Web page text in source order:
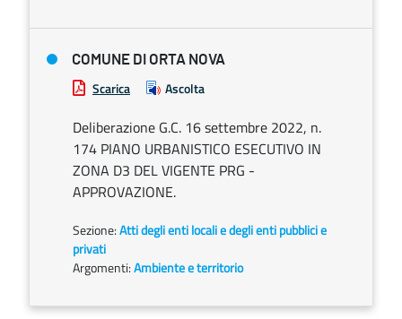
COMUNE DI ORTA NOVA
Scarica Ascolta
Deliberazione G.C. 16 settembre 2022, n.
174 PIANO URBANISTICO ESECUTIVO IN
ZONA D3 DEL VIGENTE PRG -
APPROVAZIONE.
Sezione:Atti degli enti locali e degli enti pubblici e
privati
Argomenti:Ambiente e territorio